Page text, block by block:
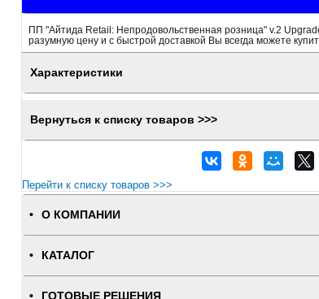
ПП "Айтида Retail: Непродовольственная розница" v.2
разумную цену и с быстрой доставкой Вы всегда можете
Характеристики
Вернуться к списку товаров >>>
Перейти к списку товаров >>>
О КОМПАНИИ
КАТАЛОГ
ГОТОВЫЕ РЕШЕНИЯ